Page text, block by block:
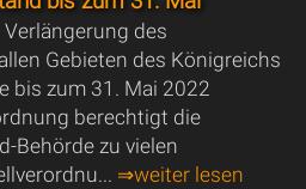
des
Gebieten des Königreichs
bis zum 31. Mai 2022
berechtigt die
Behörde zu vielen
⇒weiter lesen